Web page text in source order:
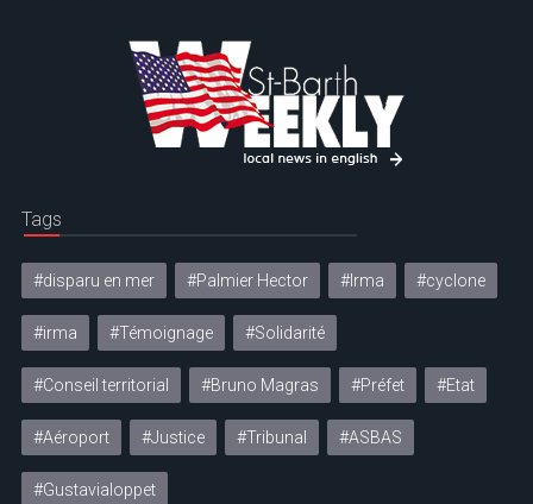
Tags
#disparu en mer #Palmier Hector #Irma #cyclone
#irma #Témoignage #Solidarité
#Conseil territorial #Bruno Magras #Préfet #Etat
#Aéroport #Justice #Tribunal #ASBAS
#Gustavialoppet